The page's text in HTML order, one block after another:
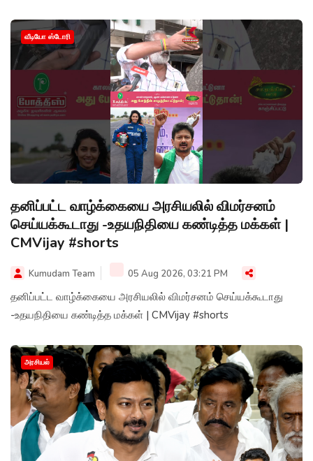
வீடியோ ஸ்டோரி
தனிப்பட்ட வாழ்க்கையை அரசியலில் விமர்சனம்
செய்யக்கூடாது -உதயநிதியை கண்டித்த மக்கள் |
CMVijay #shorts
Kumudam Team 05 Aug 2026, 03:21 PM
தனிப்பட்ட வாழ்க்கையை அரசியலில் விமர்சனம் செய்யக்கூடாது
-உதயநிதியை கண்டித்த மக்கள் | CMVijay #shorts
அரசியல்